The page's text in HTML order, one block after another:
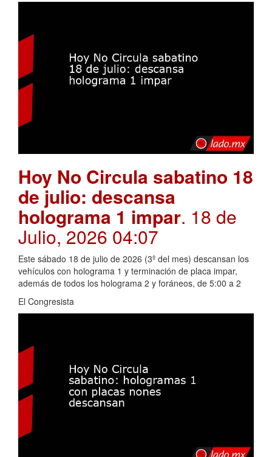
Hoy No Circula sabatino 18
de julio: descansa
holograma 1 impar. 18 de
Julio, 2026 04:07
Este sábado 18 de julio de 2026 (3º del mes) descansan los
vehículos con holograma 1 y terminación de placa impar,
además de todos los holograma 2 y foráneos, de 5:00 a 2
El Congresista